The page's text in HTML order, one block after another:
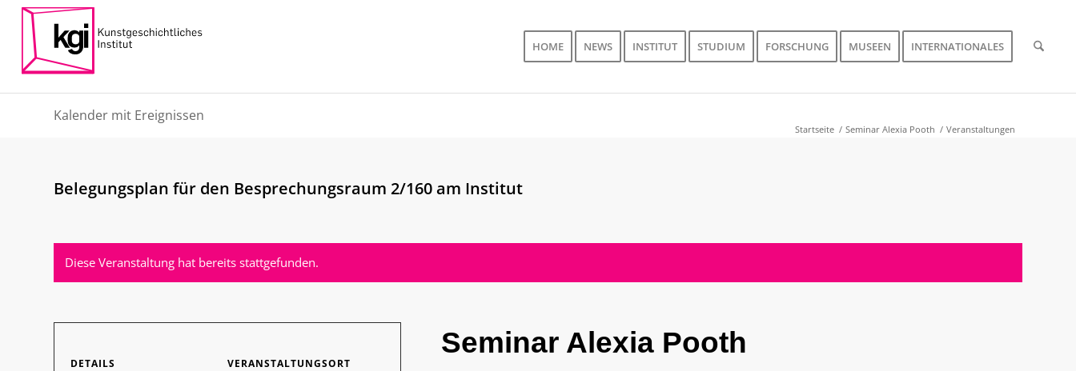
HOME NEWS INSTITUT STUDIUM FORSCHUNG MUSEEN INTERNATIONALES
Kalender mit Ereignissen
Startseite / Seminar Alexia Pooth / Veranstaltungen
Belegungsplan für den Besprechungsraum 2/160 am Institut
Diese Veranstaltung hat bereits stattgefunden.
Seminar Alexia Pooth
DETAILS
VERANSTALTUNGSORT